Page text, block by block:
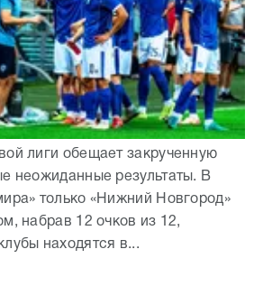
лиги обещает закрученную
неожиданные результаты. В
только «Нижний Новгород»
набрав 12 очков из 12,
находятся в...